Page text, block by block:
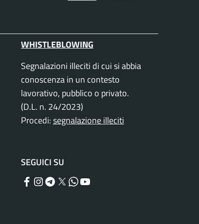
WHISTLEBLOWING
Segnalazioni illeciti di cui si abbia
conoscenza in un contesto
lavorativo, pubblico o privato.
(D.L. n. 24/2023)
Procedi:segnalazione illeciti
SEGUICI SU
Facebook
Instagram
Telegram
TwitterWhatsApp